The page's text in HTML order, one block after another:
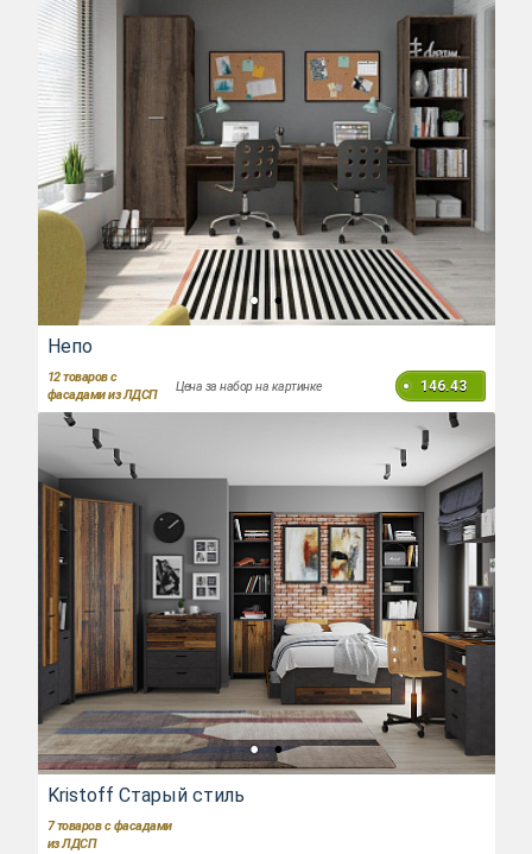
Непо
12товаров с
фасадами из ЛДСП
Цена за набор на картинке 146.43
Kristoff Старый стиль
7 товаров с фасадами
из ЛДСП